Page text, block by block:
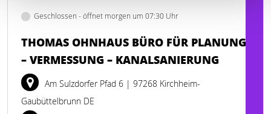
Geschlossen - öffnet morgen um 07:30 Uhr
THOMAS OHNHAUS BÜRO FÜR PLANUNG
– VERMESSUNG – KANALSANIERUNG
Am Sulzdorfer Pfad 6 | 97268 Kirchheim-
Gaubüttelbrunn DE